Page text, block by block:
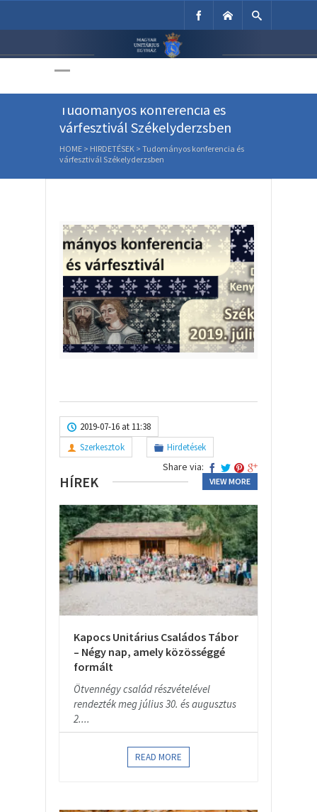
Unitárius Egyház
Tudományos konferencia és
várfesztivál Székelyderzsben
HOME > HIRDETÉSEK > Tudományos konferencia és
várfesztivál Székelyderzsben
2019-07-16 at 11:38
Szerkesztok
Hirdetések
Share via:
HÍREK VIEW MORE
Kapocs Unitárius Családos Tábor
– Négy nap, amely közösséggé
formált
Ötvennégy család részvételével
rendezték meg július 30. és augusztus
2....
READ MORE